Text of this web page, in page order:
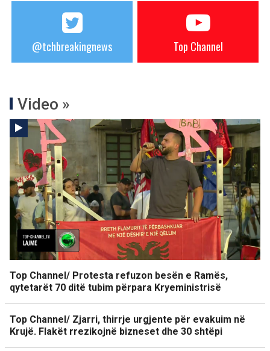
@tchbreakingnews Top Channel
Video »
Top Channel/ Protesta refuzon besën e Ramës,
qytetarët 70 ditë tubim përpara Kryeministrisë
Top Channel/ Zjarri, thirrje urgjente për evakuim në
Krujë. Flakët rrezikojnë bizneset dhe 30 shtëpi